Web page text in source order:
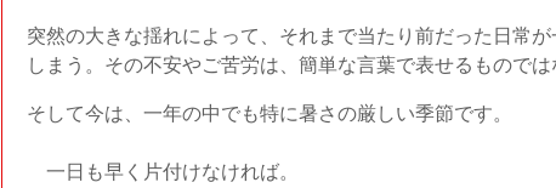
突然の大きな揺れによって、それまで当たり前だった日常
しまう。その不安やご苦労は、簡単な言葉で表せるものでは
そして今は、一年の中でも特に暑さの厳しい季節です。
一日も早く片付けなければ。